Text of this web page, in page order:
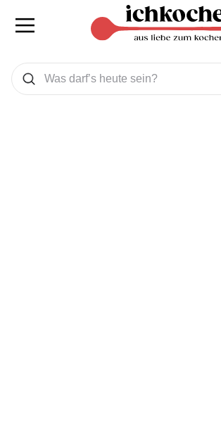
Was wollen Sie suchen
Suchen